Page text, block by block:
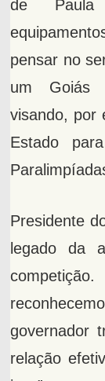
de Paula
pensar no
um Goiás
visando, por
Estado
Presidente
legado da
governador
relação